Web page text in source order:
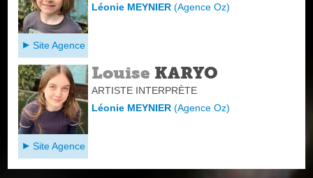
Léonie MEYNIER(Agence Oz)
Site Agence
Louise KARYO
ARTISTE INTERPRÈTE
Léonie MEYNIER(Agence Oz)
Site Agence